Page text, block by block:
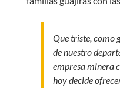
Que triste, como
de nuestro
empresa minera
hoy decide